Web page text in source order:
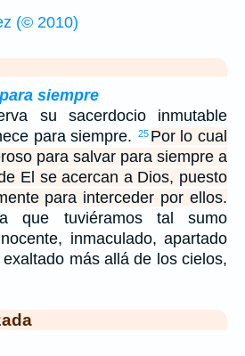
(© 2010)
siempre
su sacerdocio inmutable
para siempre.
25 Por lo cual
para salvar para siempre a
El se acercan a Dios, puesto
para interceder por ellos.
que tuviéramos tal sumo
inmaculado, apartado
más allá de los cielos,